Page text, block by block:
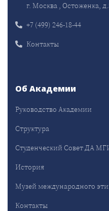
г. Москва , Остоженка,
+7 (499) 246-18-44
Контакты
Об Академии
Руководство Академии
Структура
Студенческий Совет ДА
История
Музей международного
Контакты